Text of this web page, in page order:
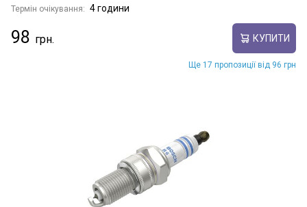
Термін очікування: 4 години
98 КУПИТИ
Ще 17 пропозиції від 96 грн